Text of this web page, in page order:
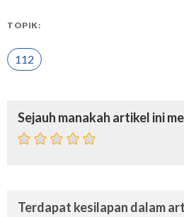
TOPIK:
112
Sejauh manakah artikel ini
Terdapat kesilapan dalam